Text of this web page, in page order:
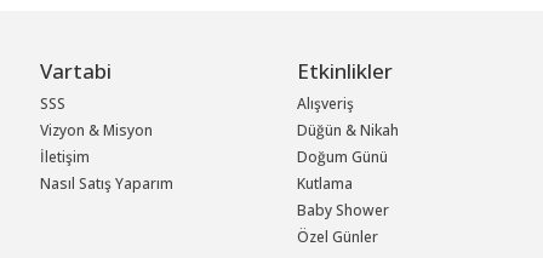
Vartabi
SSS
Vizyon & Misyon
İletişim
Nasıl Satış Yaparım
Etkinlikler
Alışveriş
Düğün & Nikah
Doğum Günü
Kutlama
Baby Shower
Özel Günler